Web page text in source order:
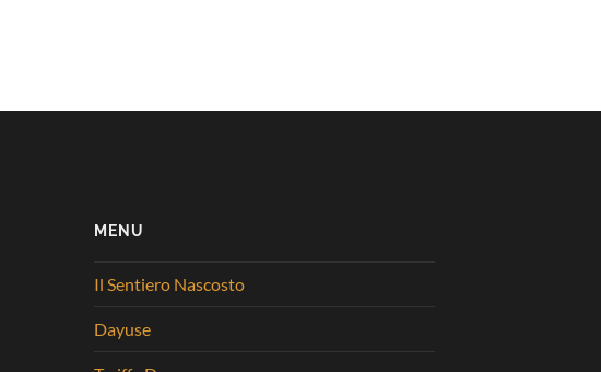
MENU
Il Sentiero Nascosto
Dayuse